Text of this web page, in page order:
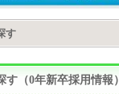
す
す（0年新卒採用情報）